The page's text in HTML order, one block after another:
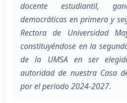
docente estudiantil,
democráticas en primera y
Rectora de Universidad
constituyéndose en la
de la UMSA en ser
autoridad de nuestra Casa
por el periodo 2024-2027.